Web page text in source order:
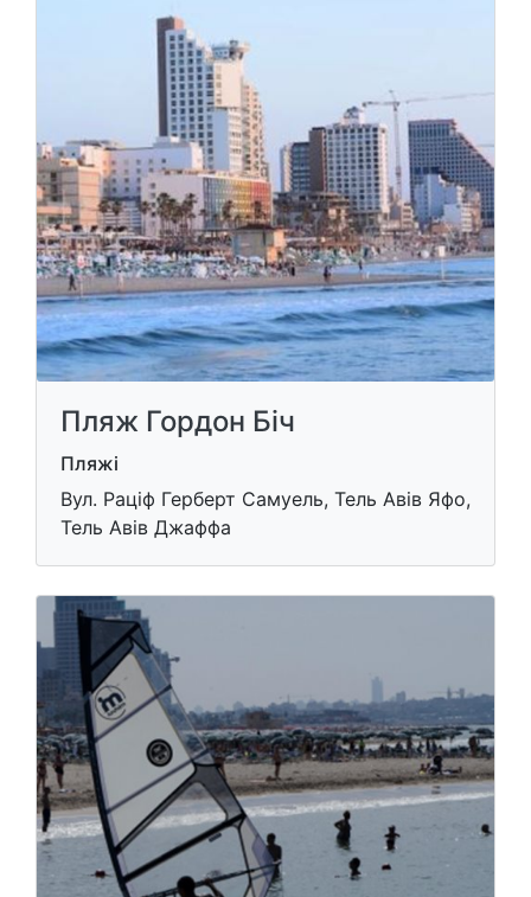
Пляж Гордон Біч
Пляжі
Вул. Раціф Герберт Самуель, Тель Авів Яфо,
Тель Авів Джаффа